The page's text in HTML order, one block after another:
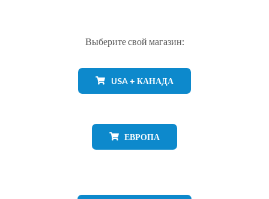
Выберите свой магазин:
USA + КАНАДА
ЕВРОПА